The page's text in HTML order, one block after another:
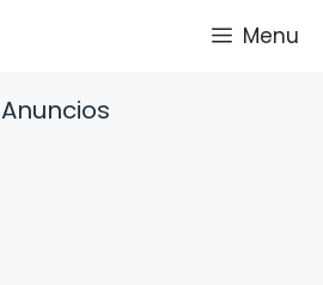
Menu
Anuncios